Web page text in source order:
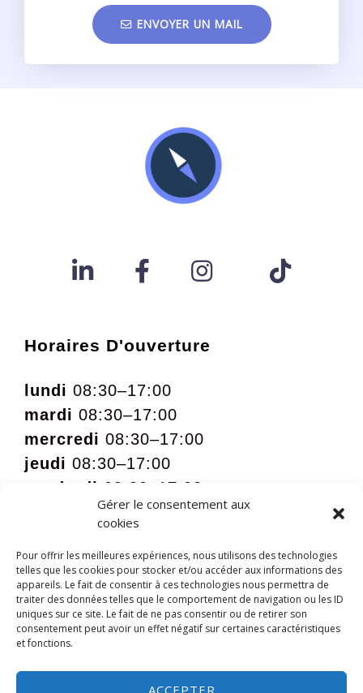
Gérer le consentement aux
cookies
Pour offrir les meilleures expériences, nous utilisons des technologies
telles que les cookies pour stocker et/ou accéder aux informations des
appareils. Le fait de consentir à ces technologies nous permettra de
traiter des données telles que le comportement de navigation ou les ID
uniques sur ce site. Le fait de ne pas consentir ou de retirer son
consentement peut avoir un effet négatif sur certaines caractéristiques
et fonctions.
ACCEPTER
ENVOYER UN MAIL
Horaires D'ouverture
lundi 08:30–17:00
mardi 08:30–17:00
mercredi 08:30–17:00
jeudi 08:30–17:00
vendredi 08:30–17:00
09:00 – 12:00 sur rdv